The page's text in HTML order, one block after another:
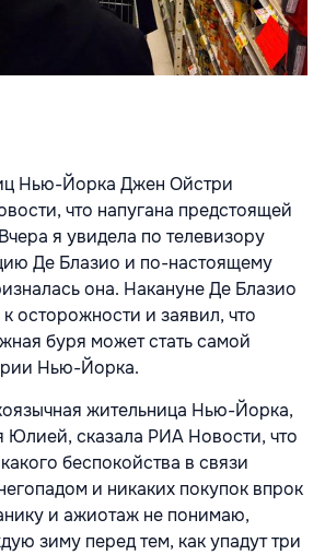
Нью-Йорка Джен Ойстри
что напугана предстоящей
я увидела по телевизору
Де Блазио и по-настоящему
она. Накануне Де Блазио
осторожности и заявил, что
буря может стать самой
Нью-Йорка.
жительница Нью-Йорка,
Юлией, сказала РИА Новости, что
беспокойства в связи
и никаких покупок впрок
и ажиотаж не понимаю,
зиму перед тем, как упадут три